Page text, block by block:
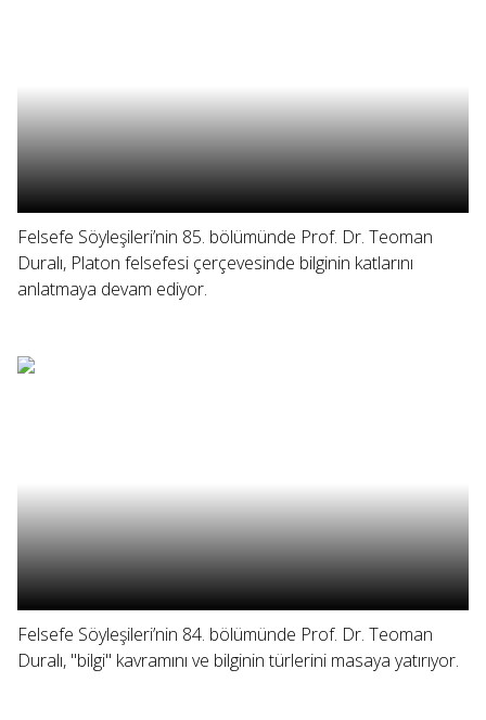
Felsefe Söyleşileri’nin 85. bölümünde Prof. Dr. Teoman
Duralı, Platon felsefesi çerçevesinde bilginin katlarını
anlatmaya devam ediyor.
Felsefe Söyleşileri’nin 84. bölümünde Prof. Dr. Teoman
Duralı, "bilgi" kavramını ve bilginin türlerini masaya yatırıyor.